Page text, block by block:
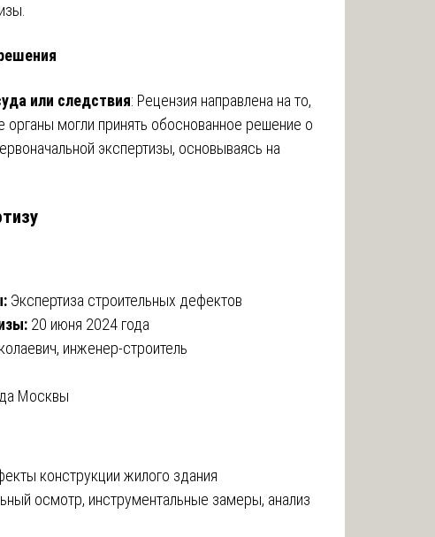
или следствия: Рецензия направлена на то,
могли принять обоснованное решение о
экспертизы, основываясь на
Экспертиза строительных дефектов
20 июня 2024 года
инженер-строитель
Москвы
конструкции жилого здания
осмотр, инструментальные замеры, анализ